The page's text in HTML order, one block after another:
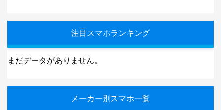
注目スマホランキング
まだデータがありません。
メーカー別スマホ一覧